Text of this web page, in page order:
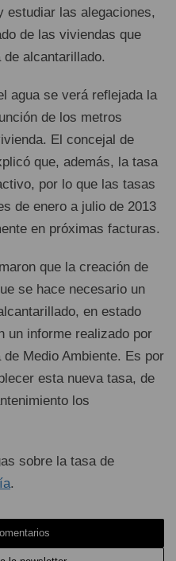
estudiar las alegaciones,
de las viviendas que
alcantarillado.
agua se verá reflejada la
de los metros
El concejal de
que, además, la tasa
por lo que las tasas
de enero a julio de 2013
en próximas facturas.
que la creación de
se hace necesario un
en estado
un informe realizado por
Medio Ambiente. Es por
esta nueva tasa, de
los
sobre la tasa de
.